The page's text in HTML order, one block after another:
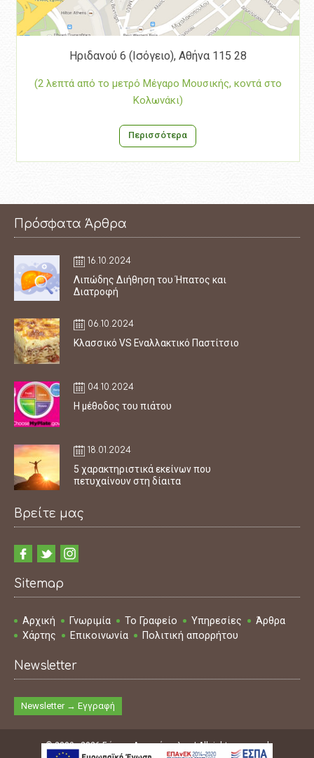
Ηριδανού 6 (Ισόγειο), Αθήνα 115 28
(2 λεπτά από το μετρό Μέγαρο Μουσικής, κοντά στο
Κολωνάκι)
Περισσότερα
Πρόσφατα Άρθρα
16.10.2024
Λιπώδης Διήθηση του Ήπατος και
Διατροφή
06.10.2024
Κλασσικό VS Εναλλακτικό Παστίτσιο
04.10.2024
Η μέθοδος του πιάτου
18.01.2024
5 χαρακτηριστικά εκείνων που
πετυχαίνουν στη δίαιτα
Βρείτε μας
Sitemap
Αρχική Γνωριμία Το Γραφείο Υπηρεσίες
Άρθρα
Χάρτης
Επικοινωνία Πολιτική απορρήτου
Newsletter
Newsletter → Εγγραφή
© 2009 - 2026 Γιάννης Δημακόπουλος | All rights reserved